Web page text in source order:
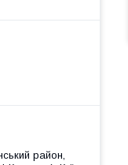
район,